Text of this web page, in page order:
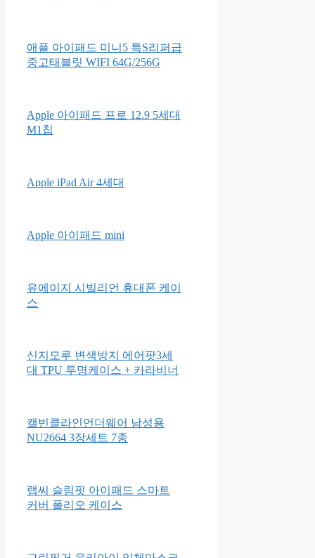
애플 아이패드 미니5 특S리퍼급
중고태블릿 WIFI 64G/256G
Apple 아이패드 프로 12.9 5세대
M1칩
Apple iPad Air 4세대
Apple 아이패드 mini
유에이지 시빌리언 휴대폰 케이
스
신지모루 변색방지 에어팟3세
대 TPU 투명케이스 + 카라비너
캘빈클라인언더웨어 남성용
NU2664 3장세트 7종
랩씨 슬림핏 아이패드 스마트
커버 폴리오 케이스